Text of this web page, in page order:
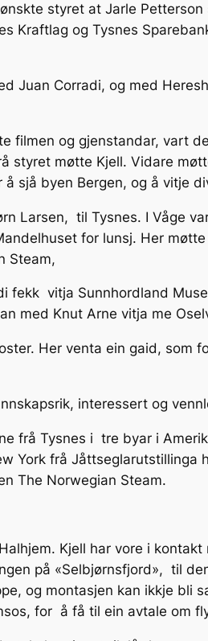
styret at Jarle
Kraftlag og Tysnes
Juan Corradi, og med
filmen og gjenstandar, vart
styret møtte Kjell. Vidare
sjå byen Bergen, og å vitje
Larsen, til Tysnes. I Våge
for lunsj. Her
Steam,
fekk vitja Sunnhordland
med Knut Arne vitja me
Her venta ein gaid, som
interessert og
frå Tysnes i tre byar i
York frå Jåttseglarutstillinga
The Norwegian Steam.
Kjell har vore i
på «Selbjørnsfjord», til
og montasjen kan ikkje bli
for å få til ein avtale om